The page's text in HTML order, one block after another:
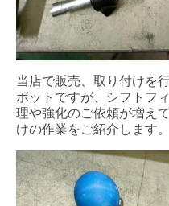
当店で販売、取り付けを
ボットですが、シフトフ
理や強化のご依頼が増え
けの作業をご紹介します。